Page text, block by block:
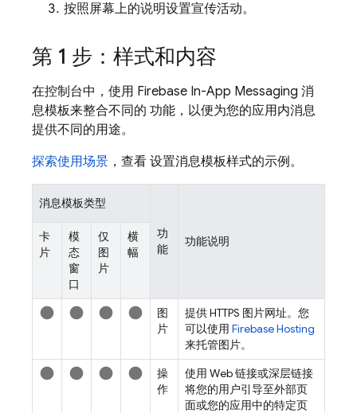
按照屏幕上的说明设置宣传活动。
第 1 步：样式和内容
在控制台中，使用 Firebase In-App Messaging 消
息模板来整合不同的 功能，以便为您的应用内消息
提供不同的用途。
探索使用场景 ，查看 设置消息模板样式的示例。
消息模板类型
功
能
功能说明
卡
片
模
态
窗
口
仅
图
片
横
幅
lens lens lens lens
图
片
提供 HTTPS 图片网址。您
可以使用 Firebase Hosting
来托管图片。
lens lens lens lens
操
作
使用 Web 链接或深层链接
将您的用户引导至外部页
面或您的应用中的特定页